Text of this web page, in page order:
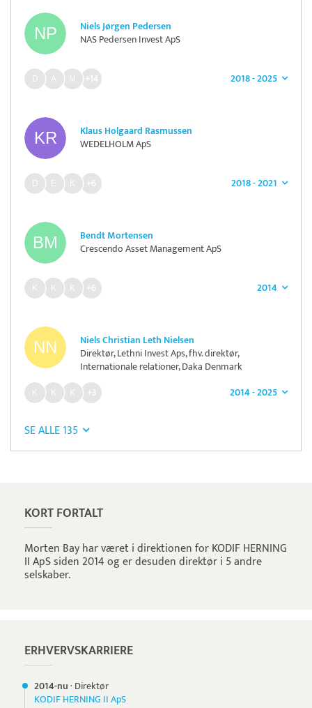
Niels Jørgen Pedersen
NAS Pedersen Invest ApS
2018 - 2025
+14
Klaus Holgaard Rasmussen
WEDELHOLM ApS
2018 - 2021
+6
Bendt Mortensen
Crescendo Asset Management ApS
2014
+6
Niels Christian Leth Nielsen
Direktør, Lethni Invest Aps, fhv. direktør,
Internationale relationer, Daka Denmark
2014 - 2025
+3
SE ALLE 135
KORT FORTALT
Morten Bay har været i direktionen for KODIF HERNING
II ApS siden 2014 og er desuden direktør i 5 andre
selskaber.
ERHVERVSKARRIERE
2014-nu· Direktør
KODIF HERNING II ApS